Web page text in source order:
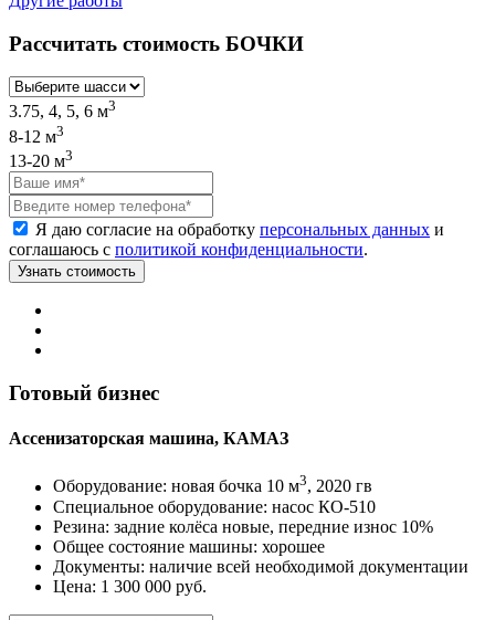
Рассчитать стоимость БОЧКИ
3.75, 4, 5, 6 м3
8-12 м3
13-20 м3
Я даю согласие на обработку персональных данных и
соглашаюсь с политикой конфиденциальности.
Готовый бизнес
Ассенизаторская машина, КАМАЗ
Оборудование: новая бочка 10 м3, 2020 гв
Специальное оборудование: насос КO-510
Резина: задние колёса новые, передние износ 10%
Общее состояние машины: хорошее
Документы: наличие всей необходимой документации
Цена: 1 300 000 руб.